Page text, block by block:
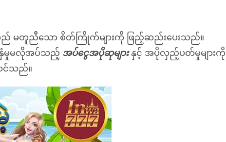
မတူညီသော စိတ်ကြိုက်များကို ဖြည့်ဆည်းပေးသည်။
ပ်နှံမှုမလိုအပ်သည့် အပ်ငွေအပိုဆုများနှင့် အပိုလှည့်ပတ်မှုများကို
ဝင်သည်။